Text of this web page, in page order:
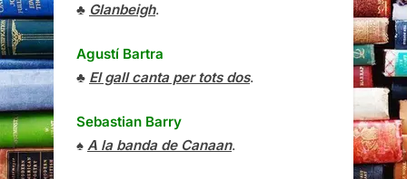
♣ Glanbeigh.
Agustí Bartra
♣ El gall canta per tots dos.
Sebastian Barry
♠ A la banda de Canaan.